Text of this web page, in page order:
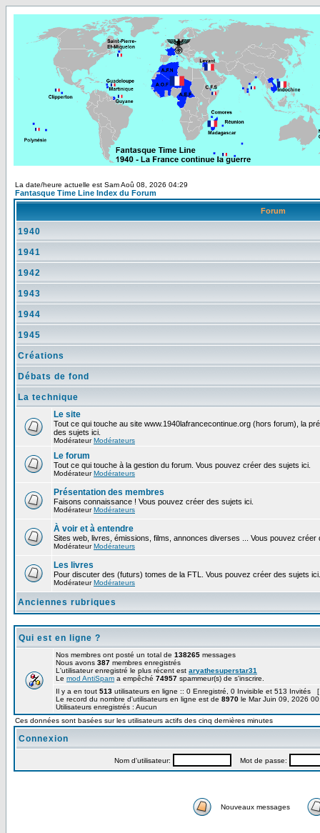
La date/heure actuelle est Sam Aoû 08, 2026 04:29
Fantasque Time Line Index du Forum
Forum
1940
1941
1942
1943
1944
1945
Créations
Débats de fond
La technique
Le site
Tout ce qui touche au site www.1940lafrancecontinue.org (hors forum), la
des sujets ici.
ModérateurModérateurs
Le forum
Tout ce qui touche à la gestion du forum. Vous pouvez créer des sujets ici.
ModérateurModérateurs
Présentation des membres
Faisons connaissance ! Vous pouvez créer des sujets ici.
ModérateurModérateurs
À voir et à entendre
Sites web, livres, émissions, films, annonces diverses ... Vous pouvez créer
ModérateurModérateurs
Les livres
Pour discuter des (futurs) tomes de la FTL. Vous pouvez créer des sujets ici.
ModérateurModérateurs
Anciennes rubriques
Qui est en ligne ?
Nos membres ont posté un total de 138265 messages
Nous avons 387 membres enregistrés
L'utilisateur enregistré le plus récent est aryathesuperstar31
Le mod AntiSpam a empêché 74957 spammeur(s) de s'inscrire.
Il y a en tout 513 utilisateurs en ligne :: 0 Enregistré, 0 Invisible et 513 Invités [
Le record du nombre d'utilisateurs en ligne est de 8970 le Mar Juin 09, 2026
Utilisateurs enregistrés : Aucun
Ces données sont basées sur les utilisateurs actifs des cinq dernières minutes
Connexion
Nom d'utilisateur: Mot de passe:
Nouveaux messages